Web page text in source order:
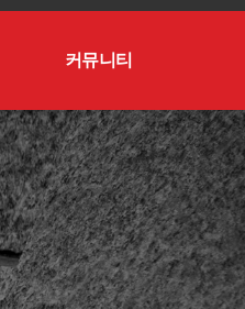
커뮤니티